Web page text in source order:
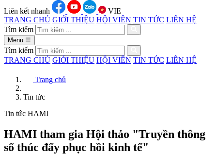
Liên kết nhanh
VIE
TRANG CHỦ GIỚI THIỆU HỘI VIÊN TIN TỨC LIÊN HỆ
Tìm kiếm
Menu ☰
Tìm kiếm
TRANG CHỦ GIỚI THIỆU HỘI VIÊN TIN TỨC LIÊN HỆ
Trang chủ
Tin tức
Tin tức HAMI
HAMI tham gia Hội thảo "Truyền thông
số thúc đẩy phục hồi kinh tế"